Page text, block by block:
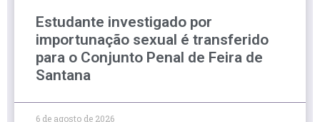
Estudante investigado por
importunação sexual é transferido
para o Conjunto Penal de Feira de
Santana
6 de agosto de 2026